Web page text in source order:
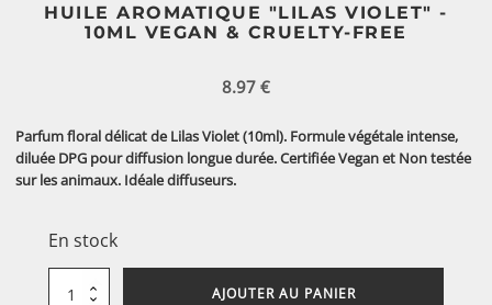
HUILE AROMATIQUE "LILAS VIOLET" -
10ML VEGAN & CRUELTY-FREE
8.97 €
Parfum floral délicat de Lilas Violet (10ml). Formule végétale intense,
diluée DPG pour diffusion longue durée. Certifiée Vegan et Non testée
sur les animaux. Idéale diffuseurs.
En stock
quantité
AJOUTER AU PANIER